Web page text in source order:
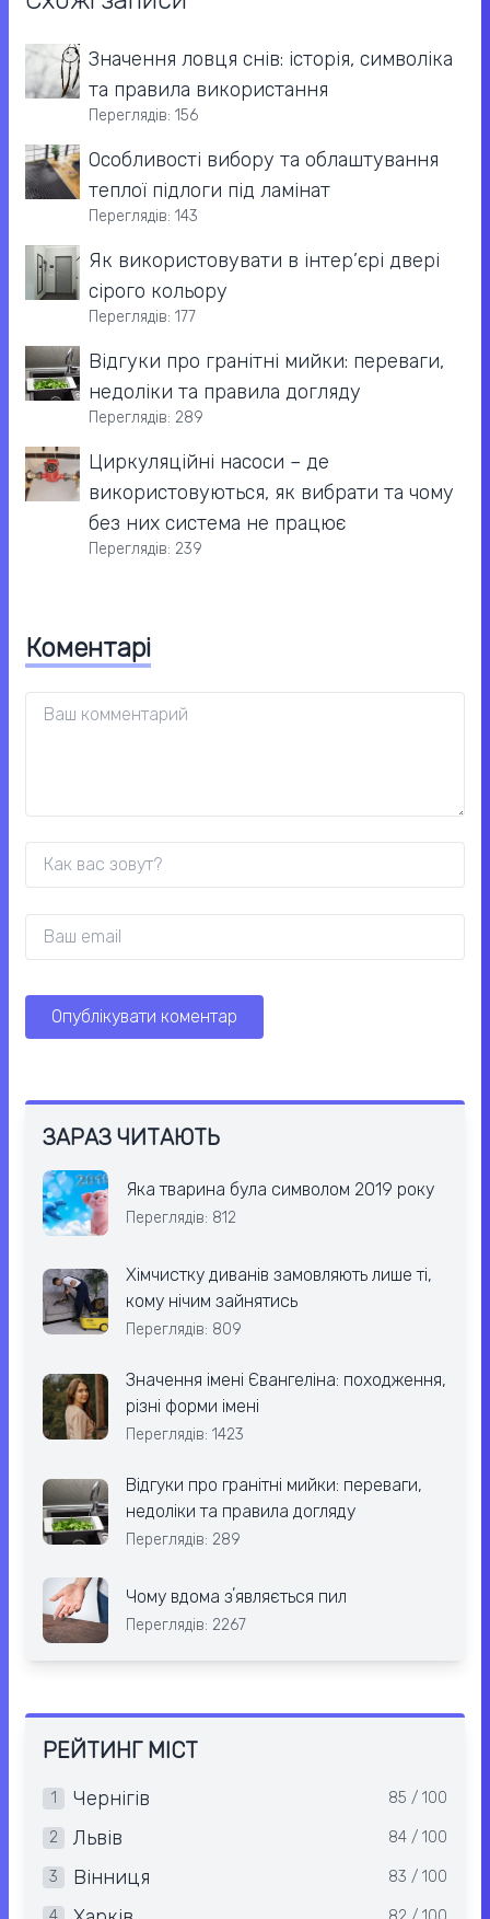
Значення ловця снів: історія, символіка
та правила використання
Переглядів: 156
Особливості вибору та облаштування
теплої підлоги під ламінат
Переглядів: 143
Як використовувати в інтер’єрі двері
сірого кольору
Переглядів: 177
Відгуки про гранітні мийки: переваги,
недоліки та правила догляду
Переглядів: 289
Циркуляційні насоси – де
використовуються, як вибрати та чому
без них система не працює
Переглядів: 239
Коментарі
ЗАРАЗ ЧИТАЮТЬ
Яка тварина була символом 2019 року
Переглядів: 812
Хімчистку диванів замовляють лише ті,
кому нічим зайнятись
Переглядів: 809
Значення імені Євангеліна: походження,
різні форми імені
Переглядів: 1423
Відгуки про гранітні мийки: переваги,
недоліки та правила догляду
Переглядів: 289
Чому вдома зʼявляється пил
Переглядів: 2267
РЕЙТИНГ МІСТ
1 Чернігів 85 / 100
2 Львів 84 / 100
3 Вінниця 83 / 100